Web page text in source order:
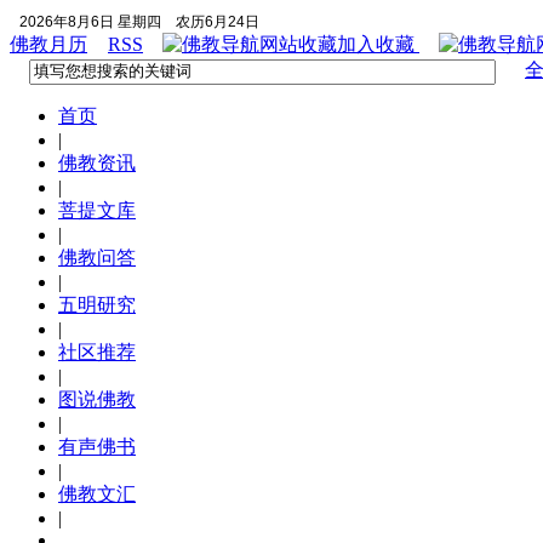
2026年8月6日 星期四 农历6月24日
佛教月历 RSS 加入收藏
首页
|
佛教资讯
|
菩提文库
|
佛教问答
|
五明研究
|
社区推荐
|
图说佛教
|
有声佛书
|
佛教文汇
|